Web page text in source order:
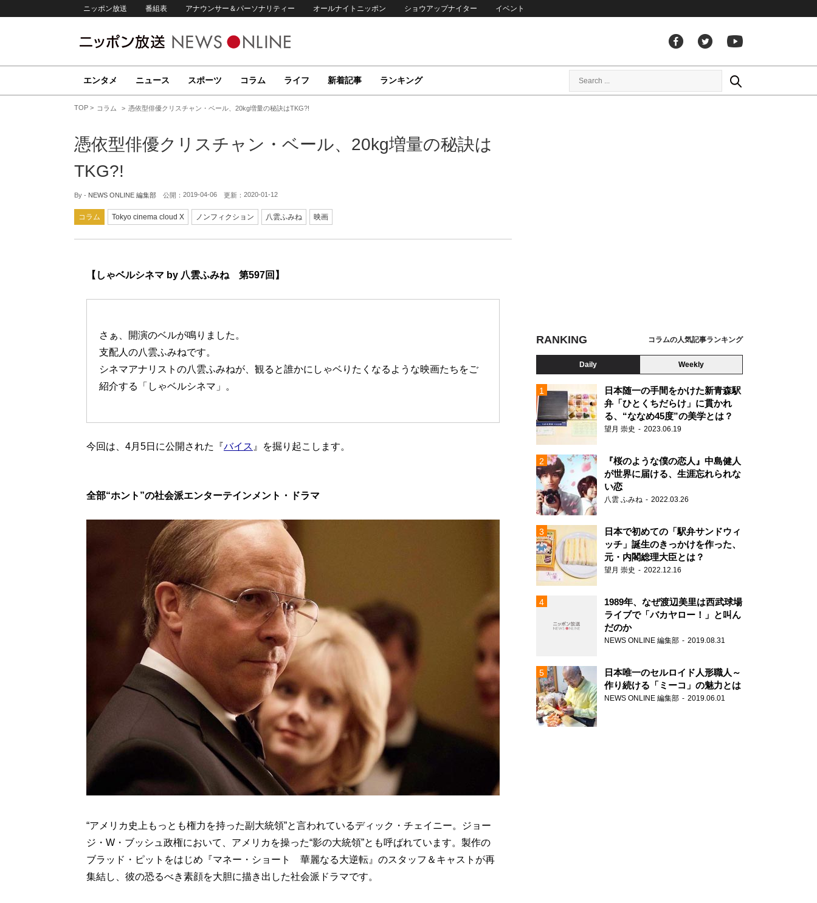
ニッポン放送 番組表 アナウンサー＆パーソナリティー オールナイトニッポン ショウアップナイター イベント
エンタメ ニュース スポーツ コラム ライフ 新着記事 ランキング
TOP コラム 憑依型俳優クリスチャン・ベール、20kg増量の秘訣はTKG?!
憑依型俳優クリスチャン・ベール、20kg増量の秘訣は
TKG?!
By - NEWS ONLINE 編集部 公開： 2019-04-06 更新： 2020-01-12
コラム Tokyo cinema cloud X ノンフィクション 八雲ふみね 映画
【しゃベルシネマ by 八雲ふみね 第597回】
さぁ、開演のベルが鳴りました。
支配人の八雲ふみねです。
シネマアナリストの八雲ふみねが、観ると誰かにしゃベりたくなるような映画たちをご
紹介する「しゃベルシネマ」。
今回は、4月5日に公開された『バイス 』を掘り起こします。
全部“ホント”の社会派エンターテインメント・ドラマ
“アメリカ史上もっとも権力を持った副大統領”と言われているディック・チェイニー。ジョー
ジ・W・ブッシュ政権において、アメリカを操った“影の大統領”とも呼ばれています。製作の
ブラッド・ピットをはじめ『マネー・ショート 華麗なる大逆転』のスタッフ＆キャストが再
集結し、彼の恐るべき素顔を大胆に描き出した社会派ドラマです。
RANKING コラムの人気記事ランキング
Daily Weekly
日本随一の手間をかけた新青森駅
弁「ひとくちだらけ」に貫かれ
る、“ななめ45度”の美学とは？
望月 崇史 2023.06.19
『桜のような僕の恋人』中島健人
が世界に届ける、生涯忘れられな
い恋
八雲 ふみね 2022.03.26
日本で初めての「駅弁サンドウィ
ッチ」誕生のきっかけを作った、
元・内閣総理大臣とは？
望月 崇史 2022.12.16
1989年、なぜ渡辺美里は西武球場
ライブで「バカヤロー！」と叫ん
だのか
NEWS ONLINE 編集部 2019.08.31
日本唯一のセルロイド人形職人～
作り続ける「ミーコ」の魅力とは
NEWS ONLINE 編集部 2019.06.01